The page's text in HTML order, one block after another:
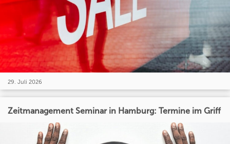
29. Juli 2026
Zeitmanagement Seminar in Hamburg: Termine im Griff